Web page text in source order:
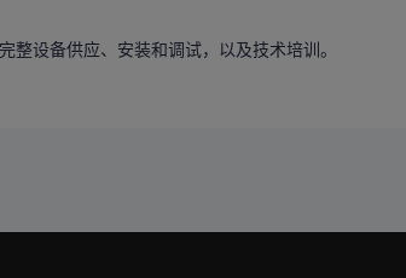
设备供应、安装和调试，以及技术培训。